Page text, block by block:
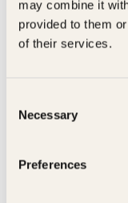
may combine it
provided to them
of their services.
Selection
Necessary
Preferences
Pocket129